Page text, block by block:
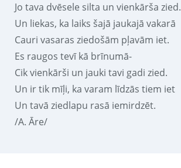
Jo tava dvēsele silta un vienkārša zied.
Un liekas, ka laiks šajā jaukajā vakarā
Cauri vasaras ziedošām pļavām iet.
Es raugos tevī kā brīnumā-
Cik vienkārši un jauki tavi gadi zied.
Un ir tik mīļi, ka varam līdzās tiem iet
Un tavā ziedlapu rasā iemirdzēt.
/A. Āre/